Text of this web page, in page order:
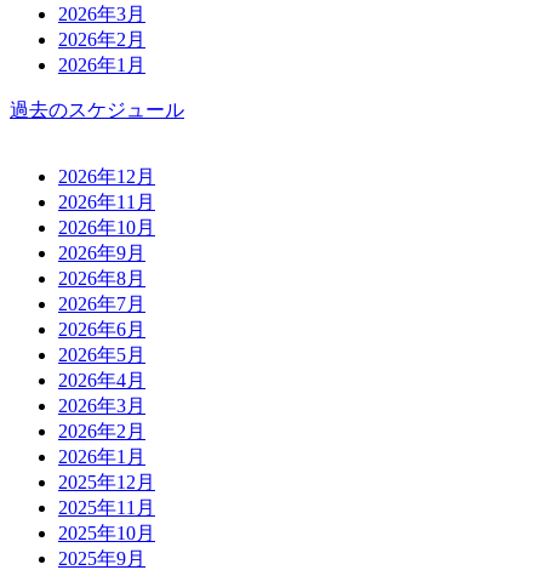
2026年3月
2026年2月
2026年1月
過去のスケジュール
2026年12月
2026年11月
2026年10月
2026年9月
2026年8月
2026年7月
2026年6月
2026年5月
2026年4月
2026年3月
2026年2月
2026年1月
2025年12月
2025年11月
2025年10月
2025年9月